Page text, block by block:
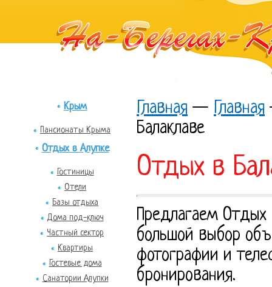
Крым
Пансионаты Крыма
Отдых в Алупке
Гостиницы
Отели
Базы отдыха
Дома под-ключ
Частный сектор
Квартиры
Гостевые дома
Санатории Алупки
Главная — Главная
Балаклаве
Отдых в
Предлагаем Отдых
большой выбор
фотографии и
бронирования.